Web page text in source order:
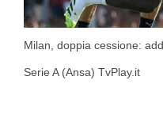
Milan, doppia cessione:
Serie A (Ansa) TvPlay.it